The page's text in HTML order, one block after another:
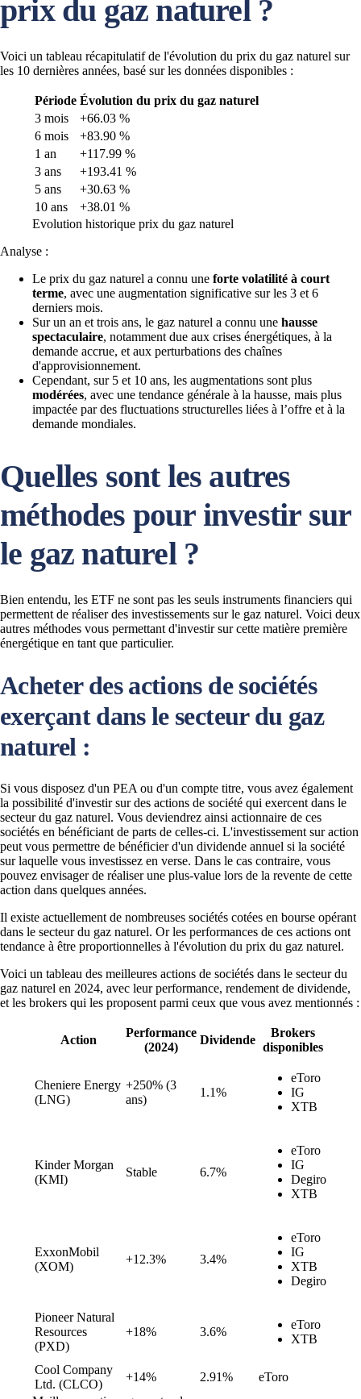
prix du gaz naturel ?
Voici un tableau récapitulatif de l'évolution du prix du gaz naturel sur
les 10 dernières années, basé sur les données disponibles :
Période Évolution du prix du gaz naturel
3 mois
+66.03 %
6 mois
+83.90 %
1 an
+117.99 %
3 ans
+193.41 %
5 ans
+30.63 %
10 ans
+38.01 %
Evolution historique prix du gaz naturel
Analyse :
Le prix du gaz naturel a connu une forte volatilité à court
terme, avec une augmentation significative sur les 3 et 6
derniers mois.
Sur un an et trois ans, le gaz naturel a connu une hausse
spectaculaire, notamment due aux crises énergétiques, à la
demande accrue, et aux perturbations des chaînes
d'approvisionnement.
Cependant, sur 5 et 10 ans, les augmentations sont plus
modérées, avec une tendance générale à la hausse, mais plus
impactée par des fluctuations structurelles liées à l’offre et à la
demande mondiales.
Quelles sont les autres
méthodes pour investir sur
le gaz naturel ?
Bien entendu, les ETF ne sont pas les seuls instruments financiers qui
permettent de réaliser des investissements sur le gaz naturel. Voici deux
autres méthodes vous permettant d'investir sur cette matière première
énergétique en tant que particulier.
Acheter des actions de sociétés
exerçant dans le secteur du gaz
naturel :
Si vous disposez d'un PEA ou d'un compte titre, vous avez également
la possibilité d'investir sur des actions de société qui exercent dans le
secteur du gaz naturel. Vous deviendrez ainsi actionnaire de ces
sociétés en bénéficiant de parts de celles-ci. L'investissement sur action
peut vous permettre de bénéficier d'un dividende annuel si la société
sur laquelle vous investissez en verse. Dans le cas contraire, vous
pouvez envisager de réaliser une plus-value lors de la revente de cette
action dans quelques années.
Il existe actuellement de nombreuses sociétés cotées en bourse opérant
dans le secteur du gaz naturel. Or les performances de ces actions ont
tendance à être proportionnelles à l'évolution du prix du gaz naturel.
Voici un tableau des meilleures actions de sociétés dans le secteur du
gaz naturel en 2024, avec leur performance, rendement de dividende,
et les brokers qui les proposent parmi ceux que vous avez mentionnés :
Action
Performance
(2024)
Dividende
Brokers
disponibles
Cheniere Energy
(LNG)
+250% (3
ans)
1.1%
eToro
IG
XTB
Kinder Morgan
(KMI)
Stable 6.7%
eToro
IG
Degiro
XTB
ExxonMobil
(XOM)
+12.3% 3.4%
eToro
IG
XTB
Degiro
Pioneer Natural
Resources
(PXD)
+18% 3.6%
eToro
XTB
Cool Company
Ltd. (CLCO)
+14% 2.91%
eToro